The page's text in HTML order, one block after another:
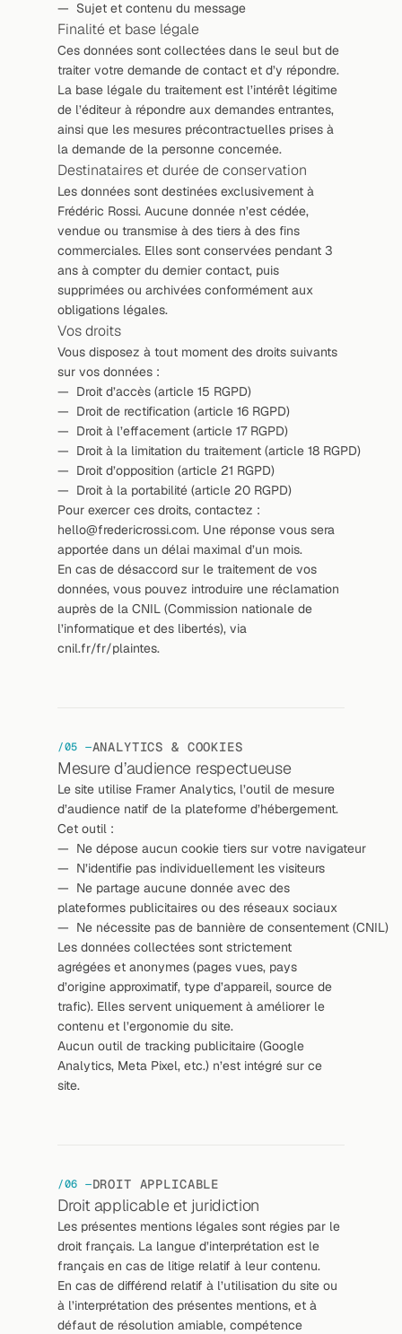
—  Sujet et contenu du message
Finalité et base légale
Ces données sont collectées dans le seul but de
traiter votre demande de contact et d’y répondre.
La base légale du traitement est l’intérêt légitime
de l’éditeur à répondre aux demandes entrantes,
ainsi que les mesures précontractuelles prises à
la demande de la personne concernée.
Destinataires et durée de conservation
Les données sont destinées exclusivement à
Frédéric Rossi. Aucune donnée n’est cédée,
vendue ou transmise à des tiers à des fins
commerciales. Elles sont conservées pendant 3
ans à compter du dernier contact, puis
supprimées ou archivées conformément aux
obligations légales.
Vos droits
Vous disposez à tout moment des droits suivants
sur vos données :
—  Droit d’accès (article 15 RGPD)
—  Droit de rectification (article 16 RGPD)
—  Droit à l’effacement (article 17 RGPD)
—  Droit à la limitation du traitement (article 18 RGPD)
—  Droit d’opposition (article 21 RGPD)
—  Droit à la portabilité (article 20 RGPD)
Pour exercer ces droits, contactez :
hello@fredericrossi.com. Une réponse vous sera
apportée dans un délai maximal d’un mois.
En cas de désaccord sur le traitement de vos
données, vous pouvez introduire une réclamation
auprès de la CNIL (Commission nationale de
l’informatique et des libertés), via
cnil.fr/fr/plaintes.
/05 —ANALYTICS & COOKIES
Mesure d’audience respectueuse
Le site utilise Framer Analytics, l’outil de mesure
d’audience natif de la plateforme d’hébergement.
Cet outil :
—  Ne dépose aucun cookie tiers sur votre navigateur
—  N’identifie pas individuellement les visiteurs
—  Ne partage aucune donnée avec des
plateformes publicitaires ou des réseaux sociaux
—  Ne nécessite pas de bannière de consentement (CNIL)
Les données collectées sont strictement
agrégées et anonymes (pages vues, pays
d’origine approximatif, type d’appareil, source de
trafic). Elles servent uniquement à améliorer le
contenu et l’ergonomie du site.
Aucun outil de tracking publicitaire (Google
Analytics, Meta Pixel, etc.) n’est intégré sur ce
site.
/06 —DROIT APPLICABLE
Droit applicable et juridiction
Les présentes mentions légales sont régies par le
droit français. La langue d’interprétation est le
français en cas de litige relatif à leur contenu.
En cas de différend relatif à l’utilisation du site ou
à l’interprétation des présentes mentions, et à
défaut de résolution amiable, compétence